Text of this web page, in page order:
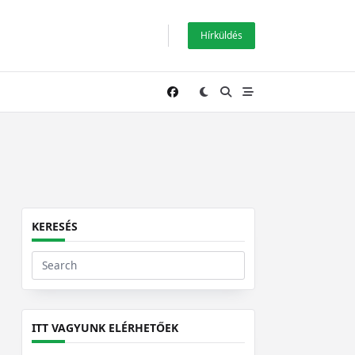
Hírküldés
KERESÉS
Search
for:
ITT VAGYUNK ELÉRHETŐEK